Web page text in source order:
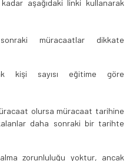
aşağıdaki linki kullanarak
müracaatlar dikkate
kişi sayısı eğitime göre
olursa müracaat tarihine
daha sonraki bir tarihte
zorunluluğu yoktur, ancak